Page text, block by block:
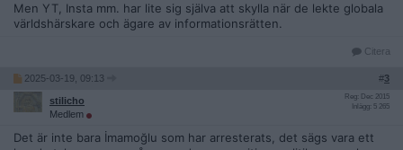
Men YT, Insta mm. har lite sig själva att skylla när de lekte globala
världshärskare och ägare av informationsrätten.
Citera
2025-03-19, 09:13 #3
stilicho
Medlem
Reg: Dec 2015
Inlägg: 5 265
Det är inte bara İmamoğlu som har arresterats, det sägs vara ett